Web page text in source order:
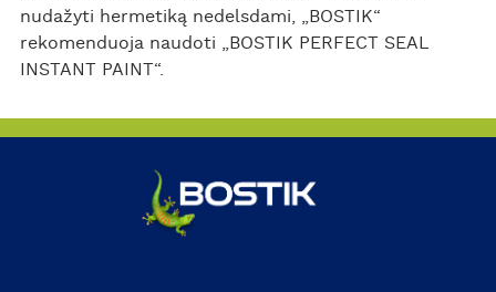
nudažyti hermetiką nedelsdami, „BOSTIK“
rekomenduoja naudoti „BOSTIK PERFECT SEAL
INSTANT PAINT“.